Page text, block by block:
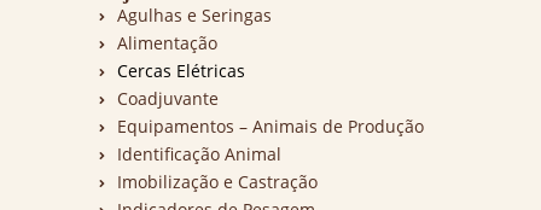
Agulhas e Seringas
Alimentação
Cercas Elétricas
Coadjuvante
Equipamentos – Animais de Produção
Identificação Animal
Imobilização e Castração